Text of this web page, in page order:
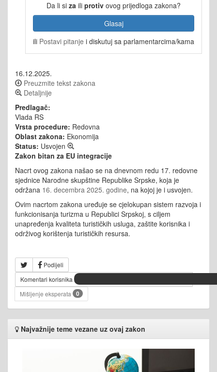
Da li si za ili protiv ovog prijedloga zakona?
Glasaj
ili Postavi pitanje i diskutuj sa parlamentarcima/kama
16.12.2025.
Preuzmite tekst zakona
Detaljnije
Predlagač:
Vlada RS
Vrsta procedure: Redovna
Oblast zakona: Ekonomija
Status: Usvojen
Zakon bitan za EU integracije
Nacrt ovog zakona našao se na dnevnom redu 17. redovne
sjednice Narodne skupštine Republike Srpske, koja je
održana 16. decembra 2025. godine, na kojoj je i usvojen.
Ovim nacrtom zakona uređuje se cjelokupan sistem razvoja i
funkcionisanja turizma u Republici Srpskoj, s ciljem
unapređenja kvaliteta turističkih usluga, zaštite korisnika i
održivog korištenja turističkih resursa.
Podijeli
Komentari korisnika
Mišljenje eksperata
0
Najvažnije teme vezane uz ovaj zakon